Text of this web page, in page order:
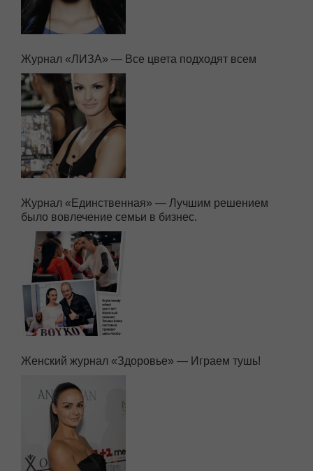
Журнал «ЛИЗА» — Все цвета подходят всем
Журнал «Единственная» — Лучшим решением
было вовлечение семьи в бизнес.
Женский журнал «Здоровье» — Играем тушь!